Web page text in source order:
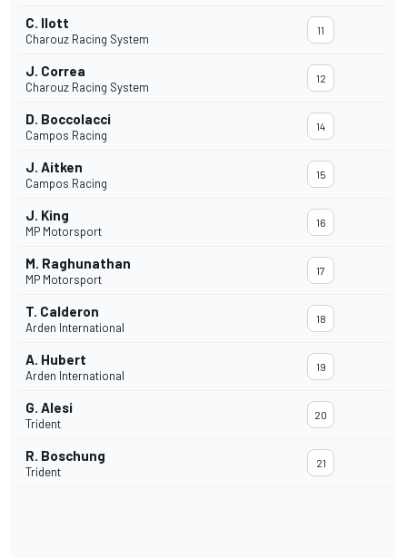
C. Ilott
Charouz Racing System
11
J. Correa
Charouz Racing System
12
D. Boccolacci
Campos Racing
14
J. Aitken
Campos Racing
15
J. King
MP Motorsport
16
M. Raghunathan
MP Motorsport
17
T. Calderon
Arden International
18
A. Hubert
Arden International
19
G. Alesi
Trident
20
R. Boschung
Trident
21